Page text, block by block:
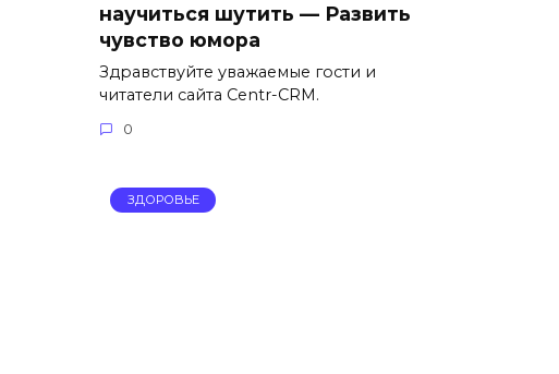
научиться шутить — Развить
чувство юмора
Здравствуйте уважаемые гости и
читатели сайта Centr-CRM.
0
ЗДОРОВЬЕ